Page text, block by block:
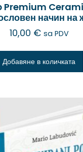
Premium
начин на
10,00 € sa PDV
Добавяне в количката